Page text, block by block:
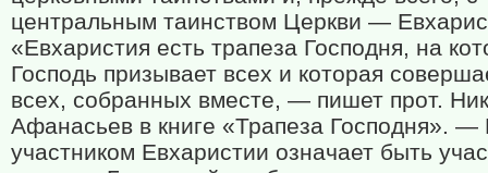
центральным таинством Церкви —
«Евхаристия есть трапеза Господня, на
Господь призывает всех и которая
всех, собранных вместе, — пишет прот.
Афанасьев в книге «Трапеза Господня». —
участником Евхаристии означает быть